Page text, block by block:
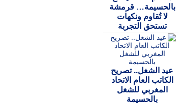
بالحسيمة… قرمشة
لا تُقاوم ونكهات
تستحق التجربة
عيد الشغل.. تصريح
الكاتب العام الاتحاد
المغربي للشغل
بالحسيمة